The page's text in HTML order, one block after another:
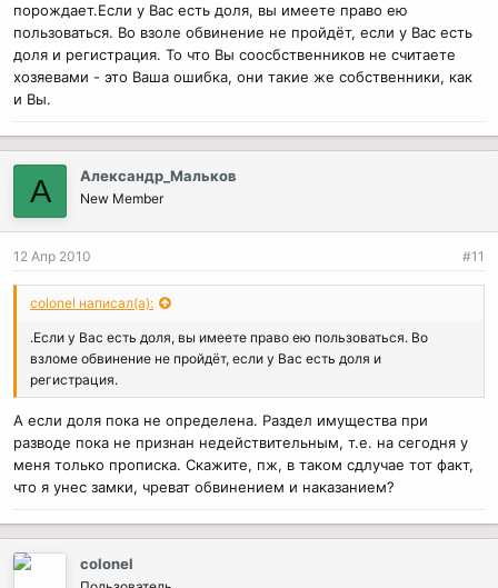
порождает.Если у Вас есть доля, вы имеете право ею
пользоваться. Во взоле обвинение не пройдёт, если у Вас есть
доля и регистрация. То что Вы соосбственников не считаете
хозяевами - это Ваша ошибка, они такие же собственники, как
и Вы.
А Александр_Мальков
New Member
12 Апр 2010 #11
colonel написал(а):
.Если у Вас есть доля, вы имеете право ею пользоваться. Во
взломе обвинение не пройдёт, если у Вас есть доля и
регистрация.
А если доля пока не определена. Раздел имущества при
разводе пока не признан недействительным, т.е. на сегодня у
меня только прописка. Скажите, пж, в таком сдлучае тот факт,
что я унес замки, чреват обвинением и наказанием?
colonel